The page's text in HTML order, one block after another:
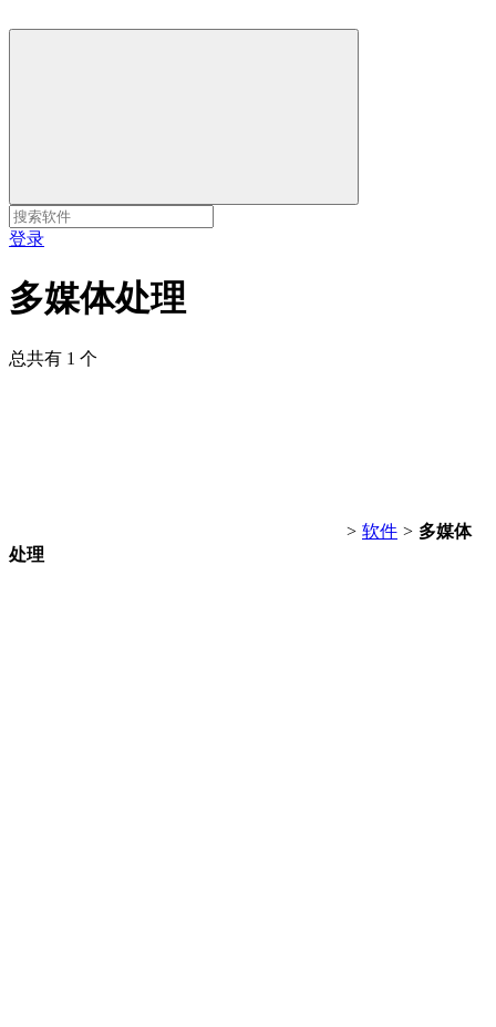
登录
多媒体处理
总共有 1 个
> 软件 > 多媒体
处理